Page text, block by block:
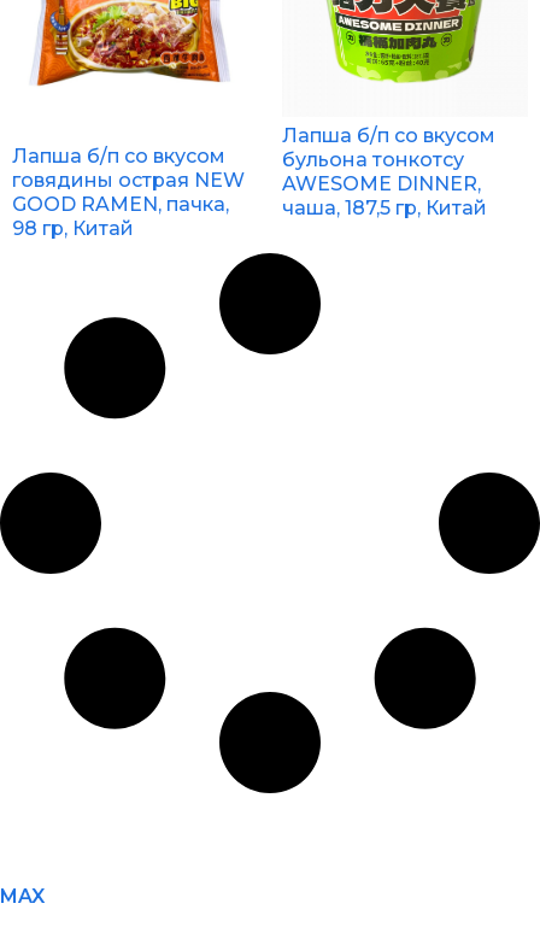
Лапша б/п со вкусом
говядины острая NEW
GOOD RAMEN, пачка,
98 гр, Китай
Лапша б/п со вкусом
бульона тонкотсу
AWESOME DINNER,
чаша, 187,5 гр, Китай
MAX